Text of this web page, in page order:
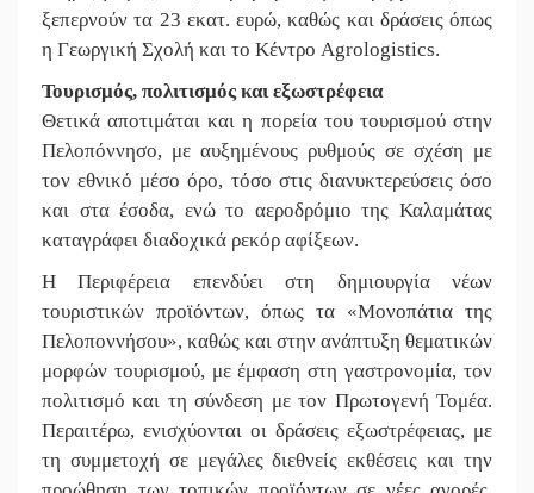
ξεπερνούν τα 23 εκατ. ευρώ, καθώς και δράσεις όπως
η Γεωργική Σχολή και το Κέντρο Agrologistics.
Τουρισμός, πολιτισμός και εξωστρέφεια
Θετικά αποτιμάται και η πορεία του τουρισμού στην
Πελοπόννησο, με αυξημένους ρυθμούς σε σχέση με
τον εθνικό μέσο όρο, τόσο στις διανυκτερεύσεις όσο
και στα έσοδα, ενώ το αεροδρόμιο της Καλαμάτας
καταγράφει διαδοχικά ρεκόρ αφίξεων.
Η Περιφέρεια επενδύει στη δημιουργία νέων
τουριστικών προϊόντων, όπως τα «Μονοπάτια της
Πελοποννήσου», καθώς και στην ανάπτυξη θεματικών
μορφών τουρισμού, με έμφαση στη γαστρονομία, τον
πολιτισμό και τη σύνδεση με τον Πρωτογενή Τομέα.
Περαιτέρω, ενισχύονται οι δράσεις εξωστρέφειας, με
τη συμμετοχή σε μεγάλες διεθνείς εκθέσεις και την